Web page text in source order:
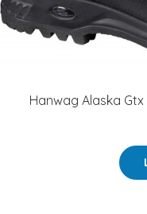
Hanwag Alaska